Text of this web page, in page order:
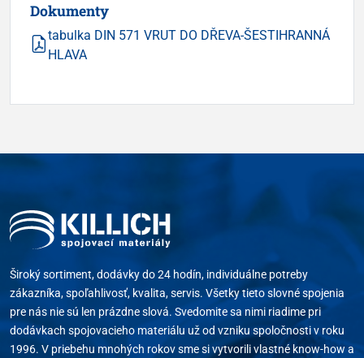
Dokumenty
tabulka DIN 571 VRUT DO DŘEVA-ŠESTIHRANNÁ
HLAVA
Široký sortiment, dodávky do 24 hodín, individuálne potreby
zákazníka, spoľahlivosť, kvalita, servis. Všetky tieto slovné spojenia
pre nás nie sú len prázdne slová. Svedomite sa nimi riadime pri
dodávkach spojovacieho materiálu už od vzniku spoločnosti v roku
1996. V priebehu mnohých rokov sme si vytvorili vlastné know-how a